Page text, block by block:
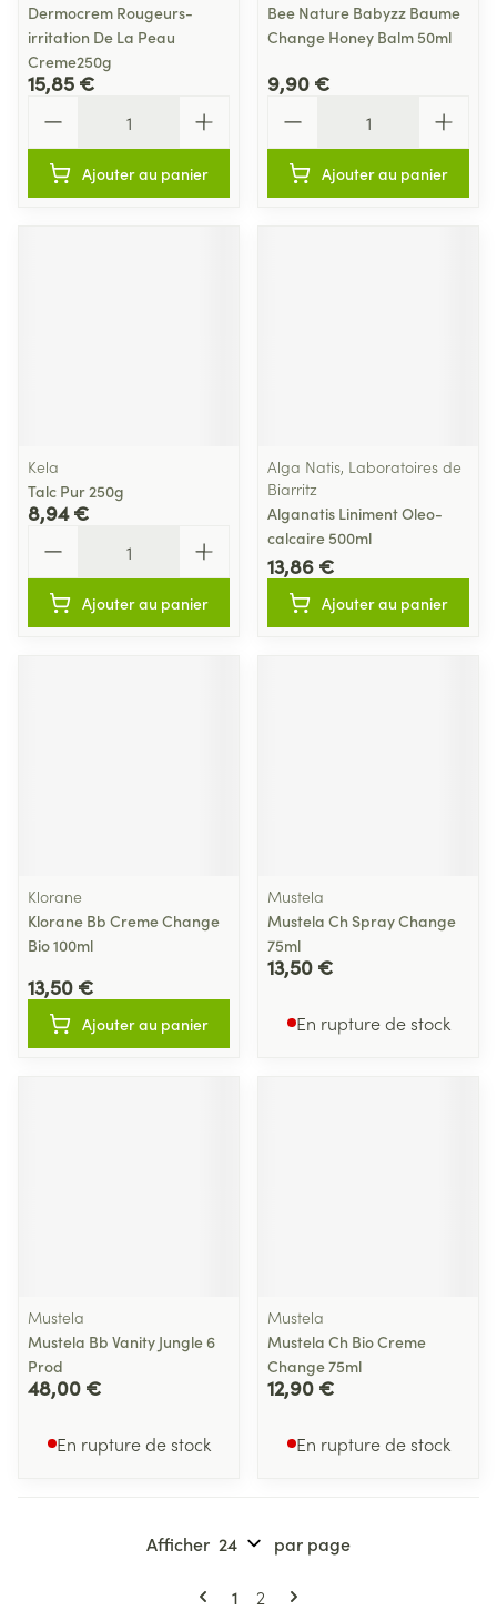
Dermocrem Rougeurs-
irritation De La Peau
Creme250g
15,85 €
Ajouter au panier
Bee Nature Babyzz Baume
Change Honey Balm 50ml
9,90 €
Ajouter au panier
Kela
Talc Pur 250g
8,94 €
Ajouter au panier
Alga Natis, Laboratoires de
Biarritz
Alganatis Liniment Oleo-
calcaire 500ml
13,86 €
Ajouter au panier
Klorane
Klorane Bb Creme Change
Bio 100ml
13,50 €
Ajouter au panier
Mustela
Mustela Ch Spray Change
75ml
13,50 €
En rupture de stock
Mustela
Mustela Bb Vanity Jungle 6
Prod
48,00 €
En rupture de stock
Mustela
Mustela Ch Bio Creme
Change 75ml
12,90 €
En rupture de stock
Pages
Vous lisez actuellement la page
1 Page
2
Afficher par page